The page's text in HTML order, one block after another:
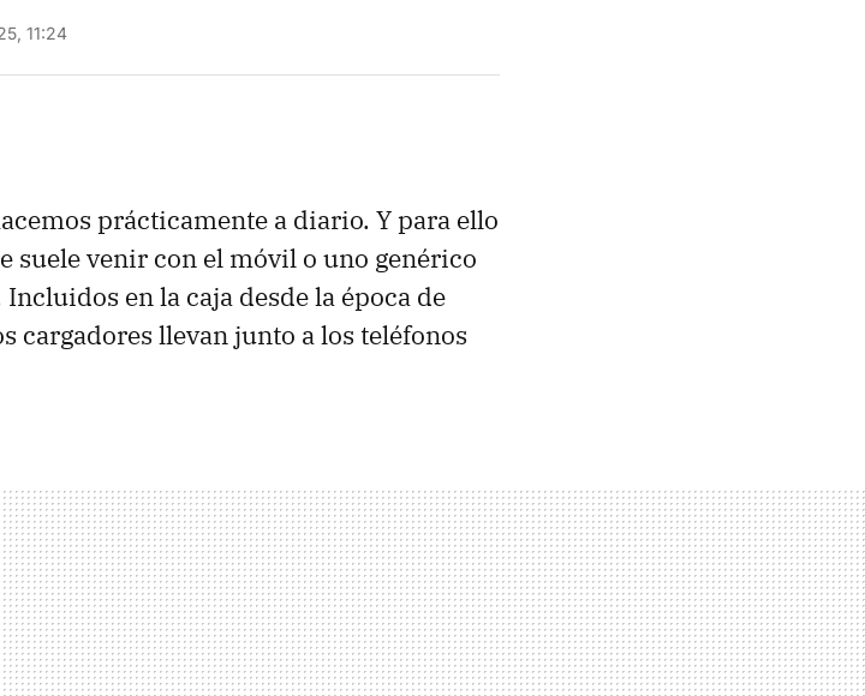
11:24
prácticamente a diario. Y para ello
suele venir con el móvil o uno genérico
en la caja desde la época de
cargadores llevan junto a los teléfonos